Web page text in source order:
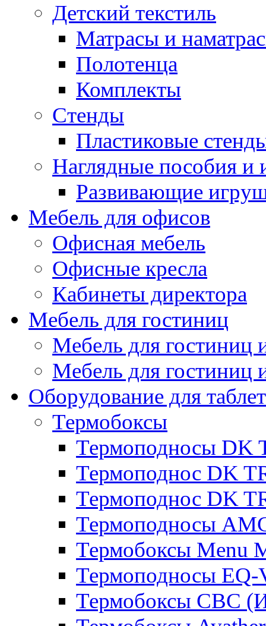
Детский текстиль
Матрасы и
Полотенца
Комплекты
Стенды
Пластиковые
Наглядные пособия и
Развивающие
Мебель для офисов
Офисная мебель
Офисные кресла
Кабинеты директора
Мебель для гостиниц
Мебель для
Мебель для гостиниц
Оборудование для
Термобоксы
Термоподносы DK
Термоподнос DK
Термоподнос DK
Термоподносы
Термобоксы Menu
Термоподносы EQ-
Термобоксы CBC